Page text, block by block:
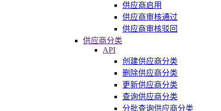
供应商启用
供应商审核通过
供应商审核驳回
供应商分类
API
创建供应商分类
删除供应商分类
更新供应商分类
查询供应商分类
分批查询供应商分类